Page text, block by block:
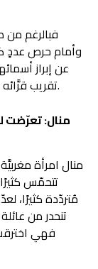
فبالرغم
وأمام حرص عددٍ
تقريب قرَّائه من هَذَا الموضوع، وحاول التواصل مع بعضهن.
منال:
منال امرأة
مُتردّدة كثيرًا،
تنحدر من
فهي